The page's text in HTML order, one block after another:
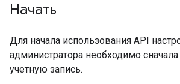
Начать
Для начала использования API
администратора необходимо
учетную запись.